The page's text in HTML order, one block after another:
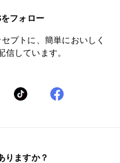
フォロー
プトに、簡単においしく
しています。
りますか？